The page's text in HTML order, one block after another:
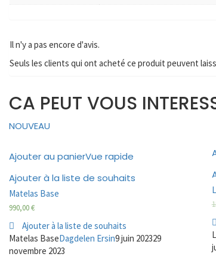
Il n'y a pas encore d'avis.
Seuls les clients qui ont acheté ce produit peuvent
CA PEUT VOUS
NOUVEAU
Ajouter au panierVue rapide
Ajouter à la liste de souhaits
Matelas Base
990,00€
Ajouter à la liste de souhaits
Matelas BaseDagdelen Ersin9 juin 202329
novembre 2023